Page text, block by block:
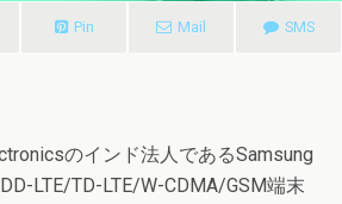
Pin Mail SMS
のインド法人であるSamsung
LTE/TD-LTE/W-CDMA/GSM端末